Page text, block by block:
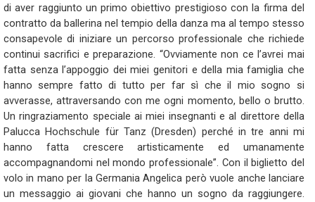
di aver raggiunto un primo obiettivo prestigioso con la firma del
contratto da ballerina nel tempio della danza ma al tempo stesso
consapevole di iniziare un percorso professionale che richiede
continui sacrifici e preparazione. “Ovviamente non ce l’avrei mai
fatta senza l’appoggio dei miei genitori e della mia famiglia che
hanno sempre fatto di tutto per far sì che il mio sogno si
avverasse, attraversando con me ogni momento, bello o brutto.
Un ringraziamento speciale ai miei insegnanti e al direttore della
Palucca Hochschule für Tanz (Dresden) perché in tre anni mi
hanno fatta crescere artisticamente ed umanamente
accompagnandomi nel mondo professionale”. Con il biglietto del
volo in mano per la Germania Angelica però vuole anche lanciare
un messaggio ai giovani che hanno un sogno da raggiungere.